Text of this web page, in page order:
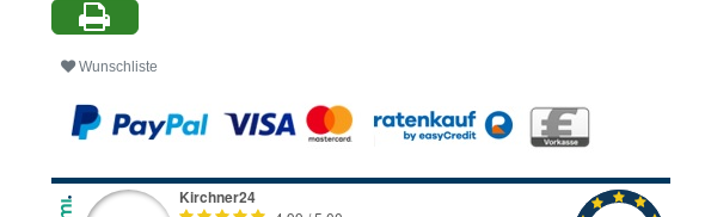
Wunschliste